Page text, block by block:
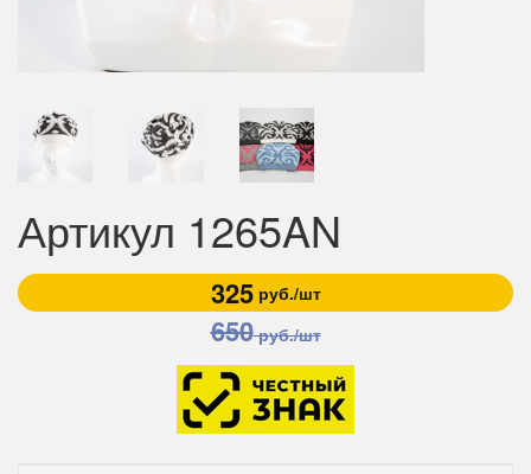
Артикул 1265AN
325руб./шт
650руб./шт